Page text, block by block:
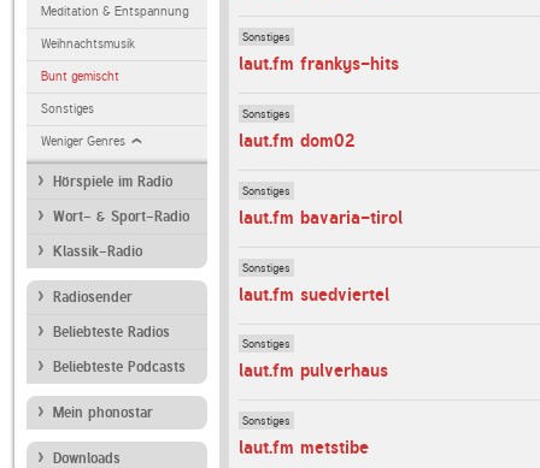
Meditation & Entspannung
Weihnachtsmusik
Bunt gemischt
Sonstiges
Weniger Genres
Hörspiele im Radio
Wort- & Sport-Radio
Klassik-Radio
Radiosender
Beliebteste Radios
Beliebteste Podcasts
Mein phonostar
Downloads
Sonstiges
laut.fm frankys-hits
Sonstiges
laut.fm dom02
Sonstiges
laut.fm bavaria-tirol
Sonstiges
laut.fm suedviertel
Sonstiges
laut.fm pulverhaus
Sonstiges
laut.fm metstibe